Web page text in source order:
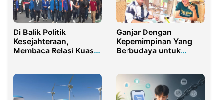
Di Balik Politik
Kesejahteraan,
Membaca Relasi Kuasa
Ganjar Dengan
Kepemimpinan Yang
Berbudaya untuk